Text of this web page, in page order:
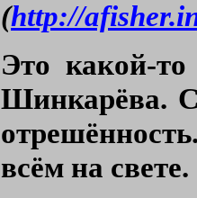
(http://
Это какой-
Шинкарёва.
всём на свете.